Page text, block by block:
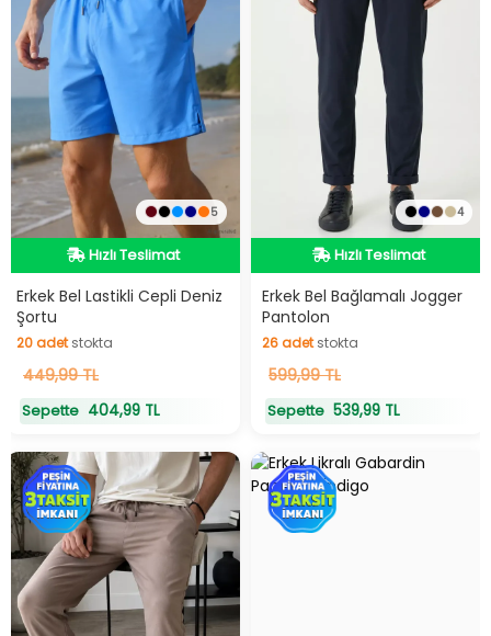
5
Hızlı Teslimat
Hızlı Teslimat
Erkek Bel Lastikli Cepli Deniz
Şortu
20adetstokta
20adetstokta
449,99 TL
Sepette 404,99 TL
4
Hızlı Teslimat
Hızlı Teslimat
Erkek Bel Bağlamalı Jogger
Pantolon
26adetstokta
26adetstokta
599,99 TL
Sepette 539,99 TL